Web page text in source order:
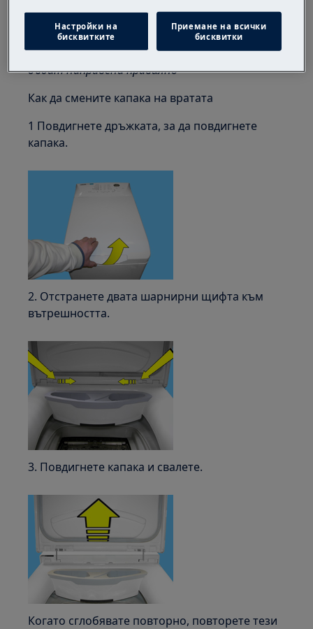
Моля, обърнете внимание, че саморемонтът
или непрофесионалният ремонт могат да
имат последици за безопасността, ако не
бъдат направени правилно
Как да смените капака на вратата
1 Повдигнете дръжката, за да повдигнете
капака.
2. Отстранете двата шарнирни щифта към
вътрешността.
3. Повдигнете капака и свалете.
Когато сглобявате повторно, повторете тези
Настройки на
бисквитките
Приемане на всички
бисквитки